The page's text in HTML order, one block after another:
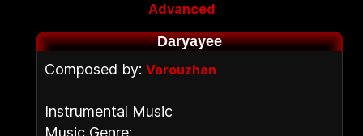
Advanced
Daryayee
Composed by: Varouzhan
Instrumental Music
Music Genre: